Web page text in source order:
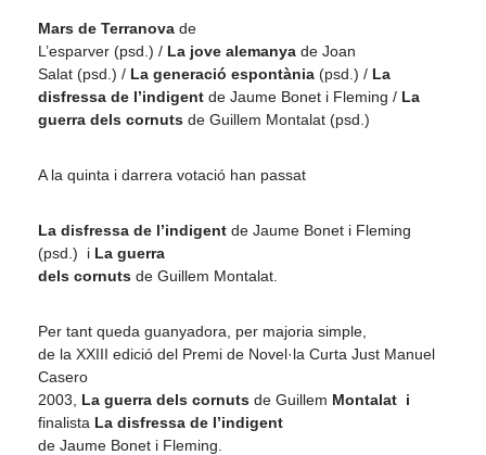
Mars de Terranova de
L’esparver (psd .) / La jove alemanya de Joan
Salat (psd .) / La generació espontània (psd .) / La
disfressa de l’indigent de Jaume Bonet i Fleming / La
guerra dels cornuts de Guillem Montalat (psd .)
A la quinta i darrera votació han passat
La disfressa de l’indigent de Jaume Bonet i Fleming
(psd .) i La guerra
dels cornuts de Guillem Montalat.
Per tant queda guanyadora, per majoria simple,
de la XXIII edició del Premi de Novel·la Curta Just Manuel
Casero
2003, La guerra dels cornuts de Guillem Montalat i
finalista La disfressa de l’indigent
de Jaume Bonet i Fleming.